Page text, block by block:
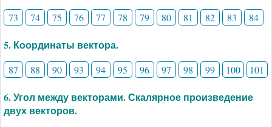
73 74 75 76 77 78 79 80 81 82 83 84
5. Координаты вектора.
87 88 90 93 94 95 96 97 98 99 100 101
6. Угол между векторами. Скалярное произведение
двух векторов.